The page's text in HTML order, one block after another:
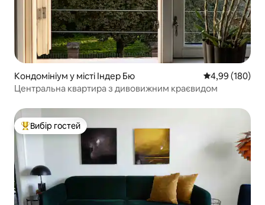
Кондомініум у місті Індер Бю Середня
4,99 (180)
Центральна квартира з дивовижним краєвидом
Топ вибір гостей
Вибір гостей